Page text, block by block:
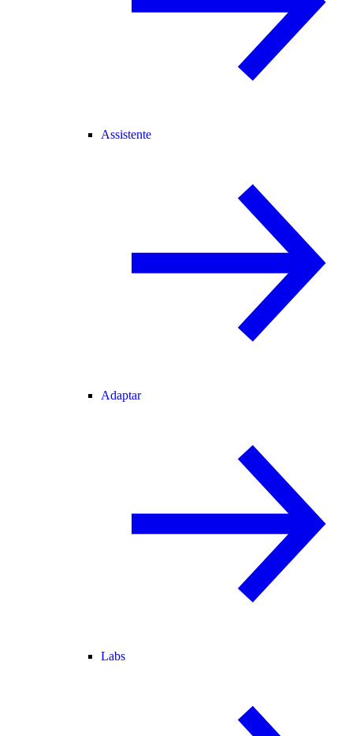
Assistente
Adaptar
Labs